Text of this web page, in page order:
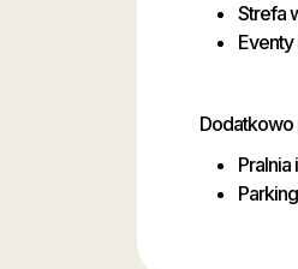
Strefa
Dodatkowo
Parking